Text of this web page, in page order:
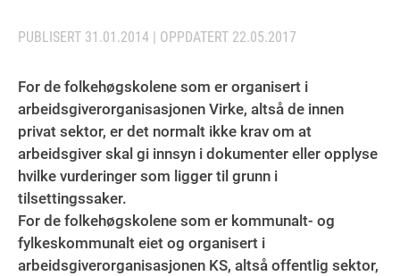
PUBLISERT 31.01.2014 | OPPDATERT 22.05.2017
For de folkehøgskolene som er organisert i
arbeidsgiverorganisasjonen Virke, altså de innen
privat sektor, er det normalt ikke krav om at
arbeidsgiver skal gi innsyn i dokumenter eller opplyse
hvilke vurderinger som ligger til grunn i
tilsettingssaker.
For de folkehøgskolene som er kommunalt- og
fylkeskommunalt eiet og organisert i
arbeidsgiverorganisasjonen KS, altså offentlig sektor,